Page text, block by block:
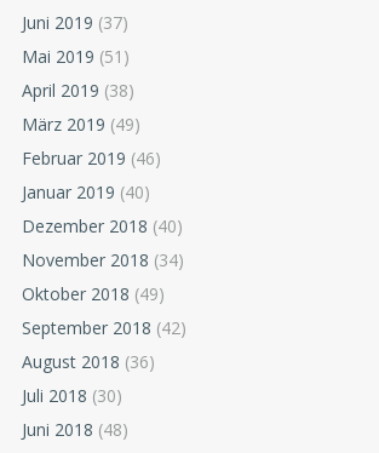
Juni 2019 (37)
Mai 2019 (51)
April 2019 (38)
März 2019 (49)
Februar 2019 (46)
Januar 2019 (40)
Dezember 2018 (40)
November 2018 (34)
Oktober 2018 (49)
September 2018 (42)
August 2018 (36)
Juli 2018 (30)
Juni 2018 (48)